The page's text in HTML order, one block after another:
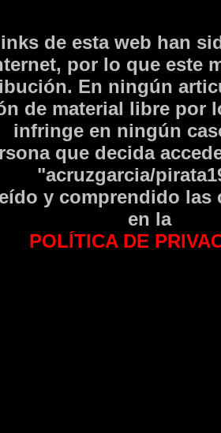
de esta web han
por lo que este
En ningún
de material libre por
infringe en ningún
que decida
"acruzgarcia/
y comprendido las
en la
POLÍTICA DE